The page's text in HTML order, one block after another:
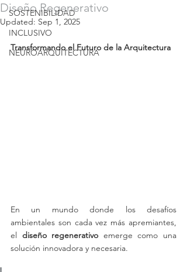
SOSTENIBILIDAD
INCLUSIVO
NEUROARQUITECTURA
Diseño Regenerativo
Updated: Sep 1, 2025
Transformando el Futuro de la Arquitectura
En un mundo donde los desafíos
ambientales son cada vez más apremiantes,
el diseño regenerativo emerge como una
solución innovadora y necesaria.